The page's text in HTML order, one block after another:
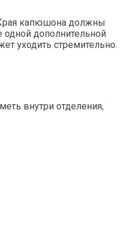
Края капюшона должны
одной дополнительной
уходить стремительно.
внутри отделения,